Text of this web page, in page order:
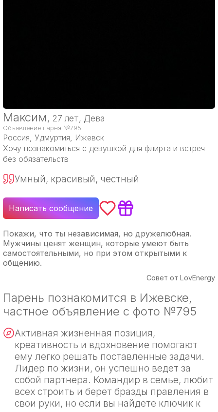
Максим, 27 лет, Дева
Объявление парня №795
Россия, Удмуртия, Ижевск
Хочу познакомиться с девушкой для флирта и встреч
без обязательств
Умный, красивый, честный
Написать сообщение
Покажи, что ты независимая, но дружелюбная.
Мужчины ценят женщин, которые умеют быть
самостоятельными, но при этом открытыми к
общению.
Совет от LovEnergy
Парень познакомится в Ижевске,
частное объявление с фото №795
Активная жизненная позиция,
креативность и вдохновение помогают
ему легко решать поставленные задачи.
Лидер по жизни, он успешно ведет за
собой партнера. Командир в семье, любит
всех строить и берет бразды правления в
свои руки, но если вы найдете ключик к